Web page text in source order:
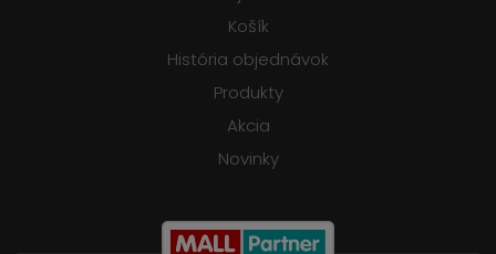
Košík
História objednávok
Produkty
Akcia
Novinky